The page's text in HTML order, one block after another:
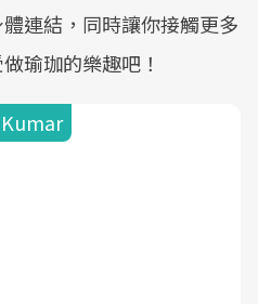
連結，同時讓你接觸更多
瑜珈的樂趣吧！